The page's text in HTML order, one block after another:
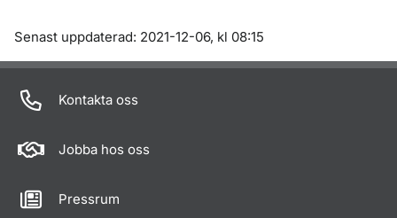
Om sidan
Senast uppdaterad: 2021-12-06, kl 08:15
Kontakta oss
Jobba hos oss
Pressrum